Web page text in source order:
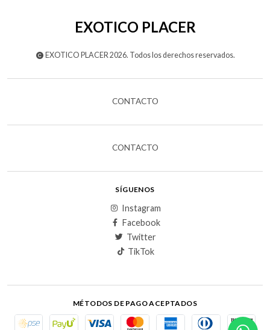
EXOTICO PLACER
EXOTICO PLACER 2026. Todos los derechos reservados.
CONTACTO
CONTACTO
SÍGUENOS
Instagram
Facebook
Twitter
TikTok
MÉTODOS DE PAGO ACEPTADOS